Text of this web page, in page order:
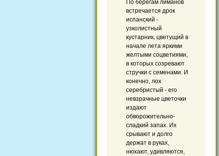
По берегам лиманов
встречается дрок
испанский -
узколистный
кустарник, цветущий в
начале лета яркими
желтыми соцветиями,
в которых созревают
стручки с семенами. И
конечно, лох
серебристый - его
невзрачные цветочки
издают
обворожительно-
сладкий запах. Их
срывают и долго
держат в руках,
нюхают, удивляются,